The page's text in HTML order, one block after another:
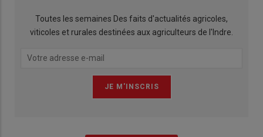
Toutes les semaines Des faits d'actualités agricoles,
viticoles et rurales destinées aux agriculteurs de l'Indre.